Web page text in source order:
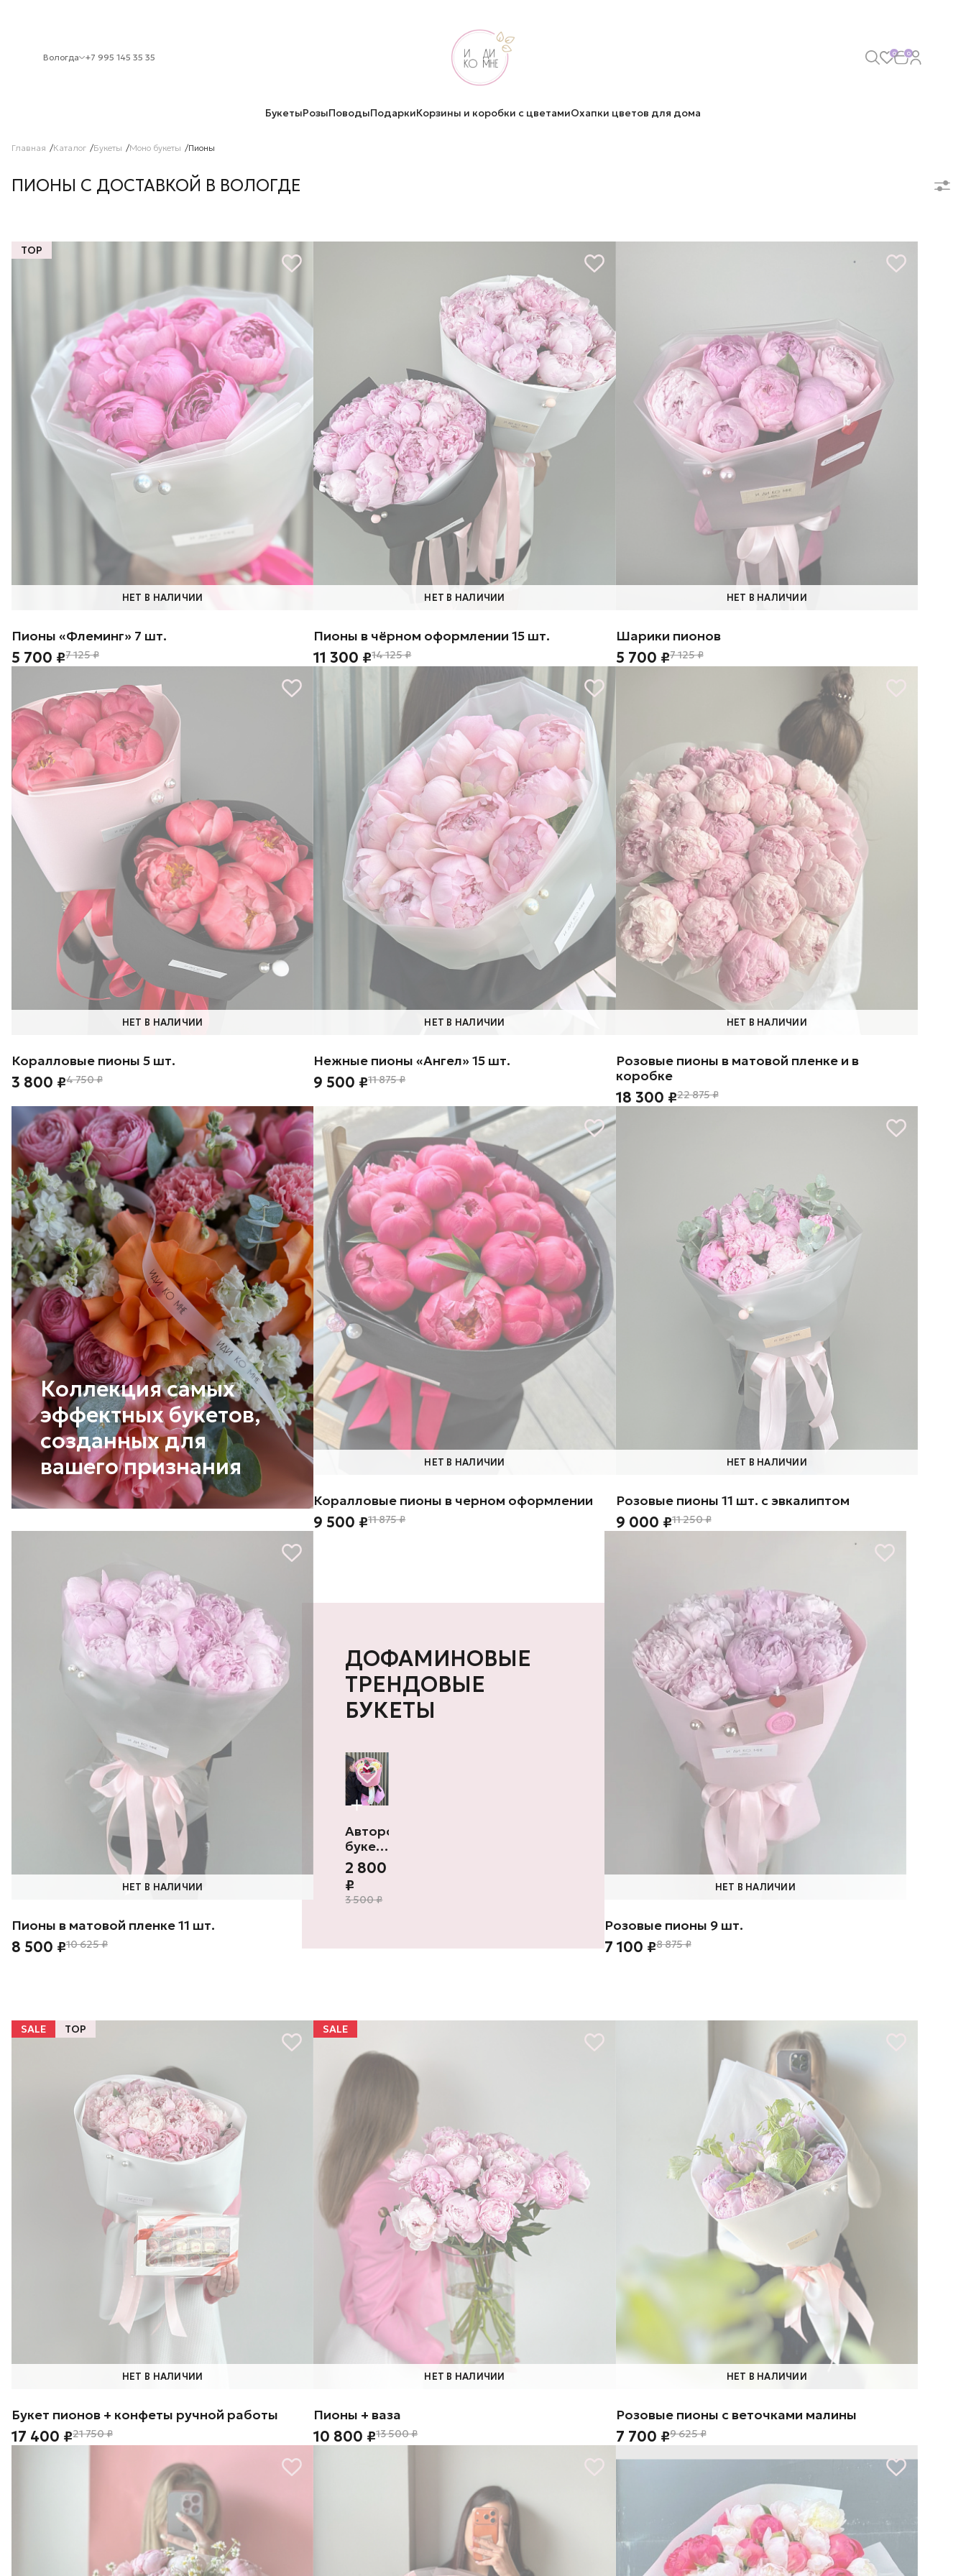
Вологда +7 995 145 35 35 0 0
БукетыРозыПоводыПодаркиКорзины и коробки с цветамиОхапки цветов для дома
Главная Каталог Букеты Моно букеты Пионы
ПИОНЫ С ДОСТАВКОЙ В ВОЛОГДЕ
TOP
НЕТ В НАЛИЧИИ
Пионы «Флеминг» 7 шт.
5 700 ₽7 125 ₽
НЕТ В НАЛИЧИИ
Пионы в чёрном оформлении 15 шт.
11 300 ₽14 125 ₽
НЕТ В НАЛИЧИИ
Шарики пионов
5 700 ₽7 125 ₽
НЕТ В НАЛИЧИИ
Коралловые пионы 5 шт.
3 800 ₽4 750 ₽
НЕТ В НАЛИЧИИ
Нежные пионы «Ангел» 15 шт.
9 500 ₽11 875 ₽
НЕТ В НАЛИЧИИ
Розовые пионы в матовой пленке и в
коробке
18 300 ₽22 875 ₽
Коллекция самых
эффектных букетов,
созданных для
вашего признания
НЕТ В НАЛИЧИИ
Коралловые пионы в черном оформлении
9 500 ₽11 875 ₽
НЕТ В НАЛИЧИИ
Розовые пионы 11 шт. с эвкалиптом
9 000 ₽11 250 ₽
НЕТ В НАЛИЧИИ
Пионы в матовой пленке 11 шт.
8 500 ₽10 625 ₽
ДОФАМИНОВЫЕ
ТРЕНДОВЫЕ
БУКЕТЫ
Авторский
букет
«Дофамин
из
роз»
2 800
₽
3 500 ₽
НЕТ В НАЛИЧИИ
Розовые пионы 9 шт.
7 100 ₽8 875 ₽
SALE TOP
НЕТ В НАЛИЧИИ
Букет пионов + конфеты ручной работы
17 400 ₽21 750 ₽
SALE
НЕТ В НАЛИЧИИ
Пионы + ваза
10 800 ₽13 500 ₽
НЕТ В НАЛИЧИИ
Розовые пионы с веточками малины
7 700 ₽9 625 ₽